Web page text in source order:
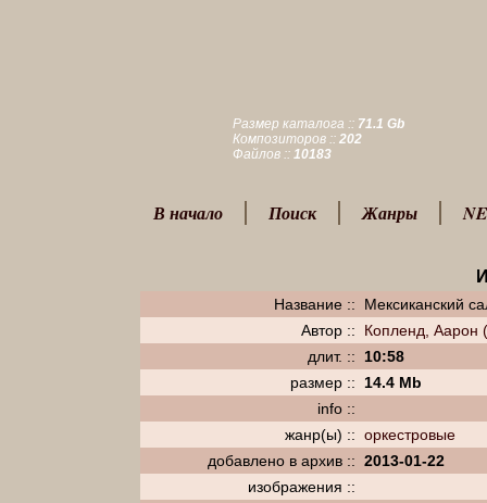
Размер каталога :: 71.1 Gb
Композиторов :: 202
Файлов :: 10183
В начало Поиск Жанры
Название ::
Мексиканский
Автор ::
Копленд, Аарон
длит. ::
10:58
размер ::
14.4 Mb
info ::
жанр(ы) :: оркестровые
добавлено в архив :: 2013-01-22
изображения ::